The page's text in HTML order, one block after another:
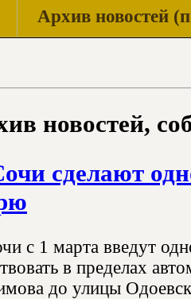
Архив новостей
новостей,
сделают
с 1 марта введут
в пределах
до улицы